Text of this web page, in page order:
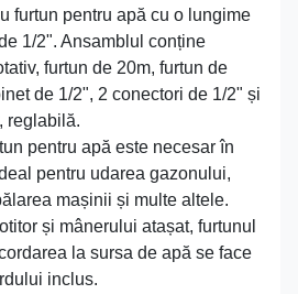
furtun pentru apă cu o lungime
1/2". Ansamblul conține
furtun de 20m, furtun de
de 1/2", 2 conectori de 1/2" și
reglabilă.
pentru apă este necesar în
pentru udarea gazonului,
mașinii și multe altele.
și mânerului atașat, furtunul
la sursa de apă se face
inclus.